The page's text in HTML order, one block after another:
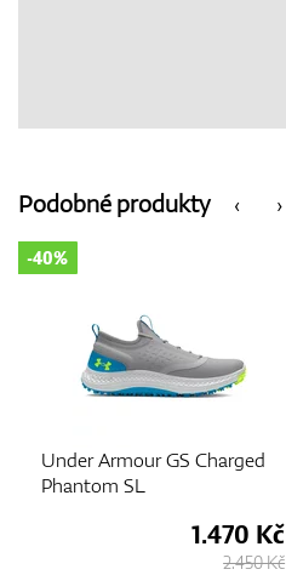
‹
Podobné produkty ›
Under Armour GS Charged
Phantom SL
-40%
1.470 Kč
2.450 Kč